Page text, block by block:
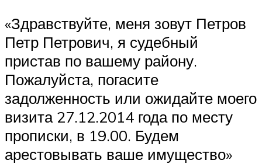
«Здравствуйте, меня зовут Петров
Петр Петрович, я судебный
пристав по вашему району.
Пожалуйста, погасите
задолженность или ожидайте моего
визита 27.12.2014 года по месту
прописки, в 19.00. Будем
арестовывать ваше имущество»